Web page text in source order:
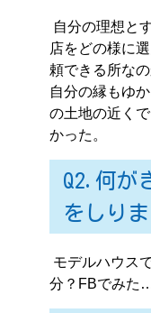
自分の理想と
店をどの様に
頼できる所な
自分の縁もゆ
の土地の近く
かった。
Q2.何が
をしり
モデルハウス
分？FBでみた